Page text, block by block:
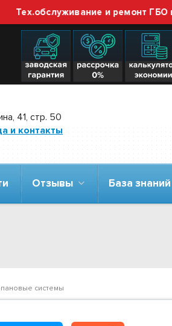
и ремонт ГБО
41, стр. 50
и контакты
Отзывы База знаний
системы